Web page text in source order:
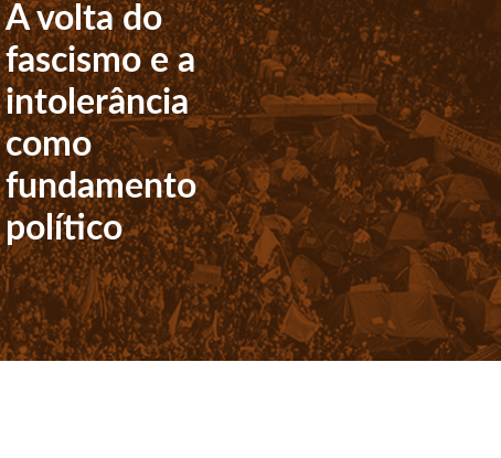
A volta do
fascismo e a
intolerância
como
fundamento
político